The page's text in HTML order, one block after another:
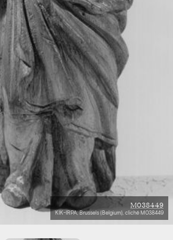
M038449
KIK-IRPA, Brussels (Belgium), cliché M038449